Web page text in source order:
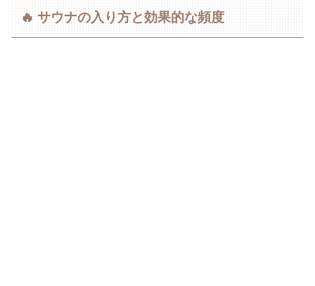
🔥 サウナの入り方と効果的な頻度